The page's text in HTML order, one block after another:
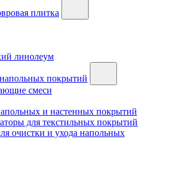
плитка
линолеум
покрытий
смеси
и настенных покрытий
для текстильных покрытий
очистки и ухода напольных